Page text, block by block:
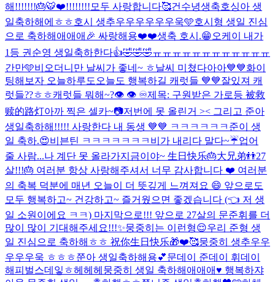
해!!!!!!!🎂🐯❤️!!!!!!!! 모두 사랑합니다🥰건수녕생축호싱아 생
일축하해에ㅎㅎ호시 생추우우우우우우욱🩵호시형 생일 진심
으로 축하해애애애🎉 싸랑해용❤️❤️생축 호시.😁오케이 내가
1등 권순영 생일축하한다👍🤣🤣🤣ㅠㅠㅠㅠㅠㅠㅠㅠㅠㅠㅠㅠ
간만🩵비오더니만 날씨가 좋네~ ㅎ날씨 미쳤다아아💙💙화이
팅해보자 오늘하루도 오늘도 행복하길 캐럿들 💙💙잘있져 캐
럿들??ㅎㅎ캐럿들 뭐해~?👁️ 👁️ ♾️제목: 구원받은 가로등 被救
赎的路灯아까 찍은 셀카~📷저번에 못 올린거 >< 그리고 준아
생일축하해!!!!! 사랑한다 내 동생 💙💙 ㅋㅋㅋㅋㅋㅋ 준이 생
일 축하.😍비븐틴 ㅋㅋㅋㅋㅋㅋㅋ 비가 내리다 말다~☔️업어
줄 사람...나 계단 못 올라가지금이야~ 生日快乐🎂大兄弟👬27
살!!!🎂 여러분 항상 사랑해주셔서 너무 감사합니다 ❤️ 여러분
의 축복 덕분에 매년 오늘이 더 뜻깊게 느껴져요 😄 앞으로도
모두 행복하고~ 건강하고~ 즐거웠으면 좋겠습니다 (👈 저 생
일 소원이에요 ㅋㅋ) 마지막으로!!! 앞으로 27살의 문준휘를 더
많이 많이 기대해주세요!!!✨뭉중히는 이런형😌우리 준형 생
일 진심으로 축하해ㅎㅎ 祝你生日快乐🎁❤️🥰뭉중히 생추우우
우우우욱 ㅎㅎㅎ쭌아 생일축하해용💕문데이 준데이 휘데이
해피벌스데잏ㅎ헤헤헤 뭉중히 생일 축하해애애애♥️ 행복하쟈